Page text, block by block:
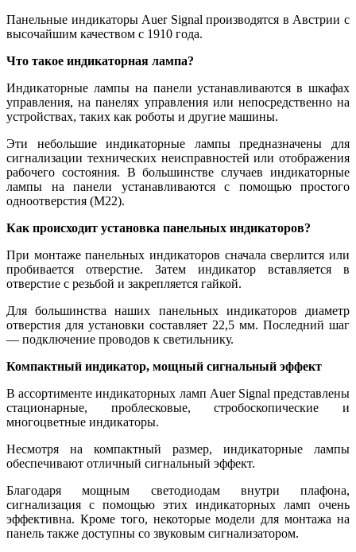
Панельные индикаторы Auer Signal производятся в Австрии с
высочайшим качеством с 1910 года.
Что такое индикаторная лампа?
Индикаторные лампы на панели устанавливаются в шкафах
управления, на панелях управления или непосредственно на
устройствах, таких как роботы и другие машины.
Эти небольшие индикаторные лампы предназначены для
сигнализации технических неисправностей или отображения
рабочего состояния. В большинстве случаев индикаторные
лампы на панели устанавливаются с помощью простого
одноотверстия (М22).
Как происходит установка панельных индикаторов?
При монтаже панельных индикаторов сначала сверлится или
пробивается отверстие. Затем индикатор вставляется в
отверстие с резьбой и закрепляется гайкой.
Для большинства наших панельных индикаторов диаметр
отверстия для установки составляет 22,5 мм. Последний шаг
— подключение проводов к светильнику.
Компактный индикатор, мощный сигнальный эффект
В ассортименте индикаторных ламп Auer Signal представлены
стационарные, проблесковые, стробоскопические и
многоцветные индикаторы.
Несмотря на компактный размер, индикаторные лампы
обеспечивают отличный сигнальный эффект.
Благодаря мощным светодиодам внутри плафона,
сигнализация с помощью этих индикаторных ламп очень
эффективна. Кроме того, некоторые модели для монтажа на
панель также доступны со звуковым сигнализатором.